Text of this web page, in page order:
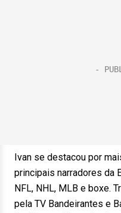
Ivan se destacou por
principais narradores da
NFL, NHL, MLB e boxe.
pela TV Bandeirantes e